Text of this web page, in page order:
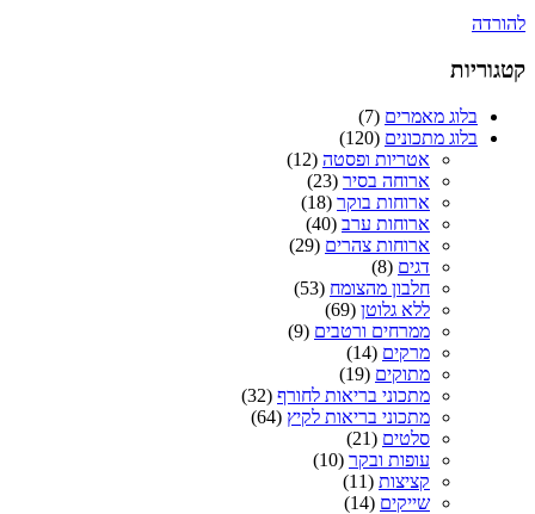
להורדה
קטגוריות
בלוג מאמרים (7)
בלוג מתכונים (120)
אטריות ופסטה (12)
ארוחה בסיר (23)
ארוחות בוקר (18)
ארוחות ערב (40)
ארוחות צהרים (29)
דגים (8)
חלבון מהצומח (53)
ללא גלוטן (69)
ממרחים ורטבים (9)
מרקים (14)
מתוקים (19)
מתכוני בריאות לחורף (32)
מתכוני בריאות לקיץ (64)
סלטים (21)
עופות ובקר (10)
קציצות (11)
שייקים (14)